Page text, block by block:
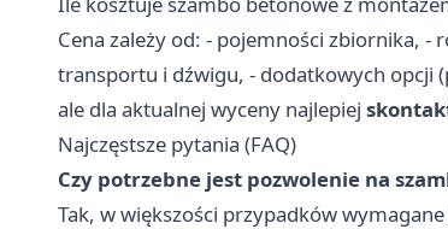
Cena zależy od: - pojemności zbiornika,
transportu i dźwigu, - dodatkowych opcji
ale dla aktualnej wyceny najlepiej
Najczęstsze pytania (FAQ)
Czy potrzebne jest pozwolenie na
Tak, w większości przypadków